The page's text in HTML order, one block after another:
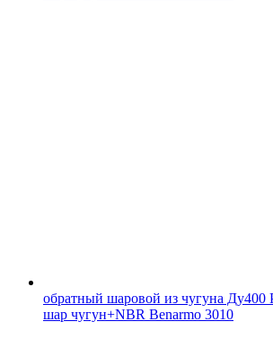
обратный шаровой из чугуна Ду400
шар чугун+NBR Benarmo 3010